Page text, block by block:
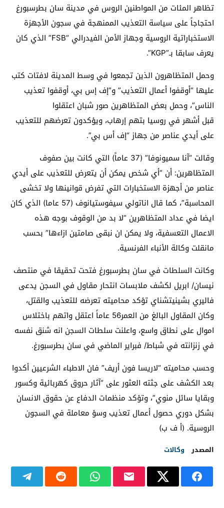
تظاهر المئات من المواطنين الروس في مدينة سان بطرسبورغ
احتجاجاً على سياسة التعذيب الممنهجة في سجون الأجهزة
الاستخباراتية الروسية وجهاز الأمن الفيدرالي “FSB” الذي كان
يعرف سابقا بـ”KGP”.
وحمل المتظاهرون الذين تجمعوا في وسط المدينة لافتات كتب
عليها “أوقفوا أعمال التعذيب” و”إف إس بي، أوقفوا تعذيب
الناس”، وحمل بعض المتظاهرين صور شبان اعتقلوا
قبل أشهر في روسيا بتهم إرهاب، ويؤكدون تعرضهم للتعذيب
على أيدي عناصر من جهاز “إف أس بي”.
وقالت “آنا سميونوفا” (37 عاماً) التي كانت بين صفوف
المتظاهرين: أن “أي شخص يمكن أن يتعرض للتعذيب على أيدي
عناصر من أجهزة الاستخبارات التي تفرض قوانينها ولا تخشى
المحاسبة”، كما قال اناتولي سيفوستيانوف (57 عاما) الذي كان
ايضا في عداد المتظاهرين “لا بد من الوقوف بوجه هذه
الاعمال التعسفية، ولا يمكن ان نبقى صامتين ازاءها” بحسب
مانقلت وكالة الأنباء الفرنسية.
وكانت السلطات في سان بطرسبورغ فتحت تحقيقا في منتصف
نيسان/ ابريل لكشف ملابسات انتحار مقاول في السجن يدعى
فاليري بشينيتشناي تؤكد محاميته تعرضه للتعذيب والقتل،
وكان المقاول البالغ من العمر56 عاماً اعتقل واتهم باختلاس
اموال على نطاق واسع، واعلنت سلطات السجن انه شنق نفسه
في زنزانته في شباط/ فبراير الماضي في سان بطرسبورغ.
وحسب محاميته “لاريسا فون أريف” فان الاطباء الشرعيين أكدوا
بعد الكشف على جثته العثور على “آثار حروق كهربائية وكسور
وبقايا سائل منوي”، وتؤكد منظمات الدفاع عن حقوق الانسان
بشكل دوري حصول أعمال تعذيب وسؤ معاملة في السجون
الروسية. (أ ف ب)
المصدر وكالات